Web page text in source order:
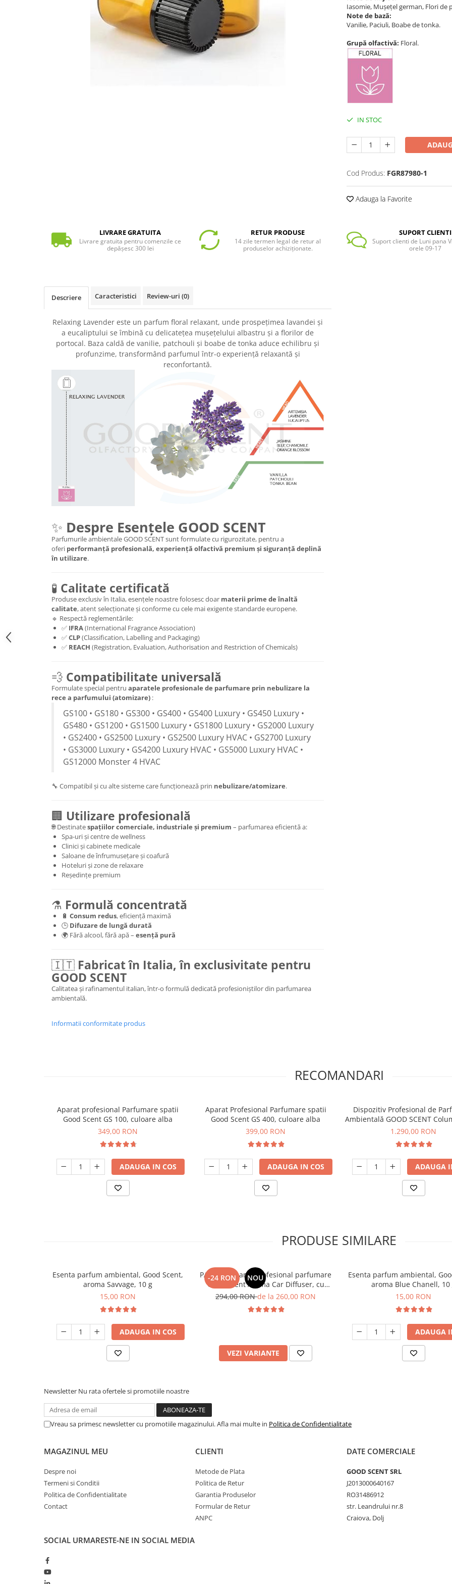
Iasomie, Mușețel german, Flori de
Note de bază:
Vanilie, Paciuli, Boabe de tonka.
Grupă olfactivă: Floral.
IN STOC
Cod Produs: FGR87980-1
Adauga la Favorite
LIVRARE GRATUITA
Livrare gratuita pentru comenzile ce
depășesc 300 lei
RETUR PRODUSE
14 zile termen legal de retur al
produselor achiziționate.
SUPORT CLIENTI
Suport clienti de Luni pana
orele 09-17
Descriere Caracteristici Review-uri (0)
Relaxing Lavender este un parfum floral relaxant, unde prospețimea lavandei și
a eucaliptului se îmbină cu delicatețea mușețelului albastru și a florilor de
portocal. Baza caldă de vanilie, patchouli și boabe de tonka aduce echilibru și
profunzime, transformând parfumul într-o experiență relaxantă și
reconfortantă.
✨ Despre Esențele GOOD SCENT
Parfumurile ambientale GOOD SCENT sunt formulate cu rigurozitate, pentru a
oferi performanță profesională, experiență olfactivă premium și siguranță deplină
în utilizare.
🧪 Calitate certificată
Produse exclusiv în Italia, esențele noastre folosesc doar materii prime de înaltă
calitate, atent selecționate și conforme cu cele mai exigente standarde europene.
🔹 Respectă reglementările:
✅ IFRA(International Fragrance Association)
✅CLP(Classification, Labelling and Packaging)
✅ REACH (Registration, Evaluation, Authorisation and Restriction of Chemicals)
💨 Compatibilitate universală
Formulate special pentru aparatele profesionale de parfumare prin nebulizare la
rece a parfumului (atomizare) :
GS100 • GS180 • GS300 • GS400 • GS400 Luxury • GS450 Luxury •
GS480 • GS1200 • GS1500 Luxury • GS1800 Luxury • GS2000 Luxury
• GS2400 • GS2500 Luxury • GS2500 Luxury HVAC • GS2700 Luxury
• GS3000 Luxury • GS4200 Luxury HVAC • GS5000 Luxury HVAC •
GS12000 Monster 4 HVAC
🔧 Compatibil și cu alte sisteme care funcționează prin nebulizare/atomizare.
🏢 Utilizare profesională
🌐 Destinatespațiilor comerciale, industriale și premium – parfumarea eficientă a:
Spa-uri și centre de wellness
Clinici și cabinete medicale
Saloane de înfrumusețare și coafură
Hoteluri și zone de relaxare
Reședințe premium
⚗️ Formulă concentrată
🔋 Consum redus, eficiență maximă
🕒 Difuzare de lungă durată
🌍 Fără alcool, fără apă – esență pură
🇮🇹 Fabricat în Italia, în exclusivitate pentru
GOOD SCENT
Calitatea și rafinamentul italian, într-o formulă dedicată profesioniștilor din parfumarea
ambientală.
Informatii conformitate produs
RECOMANDARI
Aparat profesional Parfumare spatii
Good Scent GS 100, culoare alba
349,00 RON
ADAUGA IN COS
Aparat Profesional Parfumare spatii
Good Scent GS 400, culoare alba
399,00 RON
ADAUGA IN COS
Dispozitiv Profesional de
Ambientală GOOD SCENT
Titanium Black
1.290,00 RON
ADAUGA
PRODUSE SIMILARE
Esenta parfum ambiental, Good Scent,
aroma Savvage, 10 g
15,00 RON
ADAUGA IN COS
-24 RON NOU
PACHET: Aparat profesional parfumare
Good Scent Aroma Car Diffuser, cu
baterie interna, negru si 5 rezerve
294,00 RONde la 260,00 RON
VEZI VARIANTE
Esenta parfum ambiental,
aroma Blue Chanell, 10
15,00 RON
ADAUGA
Newsletter Nu rata ofertele si promotiile noastre
Vreau sa primesc newsletter cu promotiile magazinului. Afla mai multe in Politica de Confidentialitate
MAGAZINUL MEU
Despre noi
Termeni si Conditii
Politica de Confidentialitate
Contact
CLIENTI
Metode de Plata
Politica de Retur
Garantia Produselor
Formular de Retur
ANPC
DATE COMERCIALE
GOOD SCENT SRL
J2013000640167
RO31486912
str. Leandrului nr.8
Craiova, Dolj
SOCIAL URMARESTE-NE IN SOCIAL MEDIA